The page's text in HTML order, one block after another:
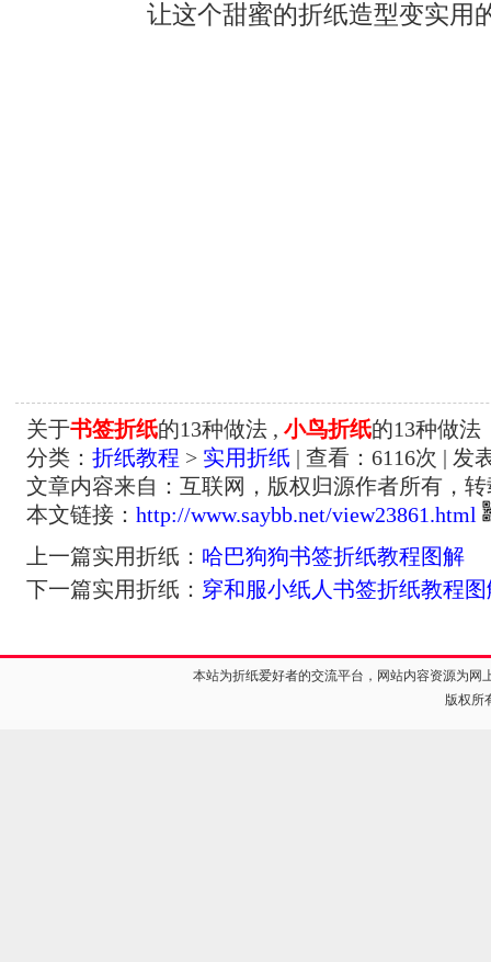
让这个甜蜜的折纸造型变实用
关于书签折纸的13种做法 , 小鸟折纸的13种做法
分类： 折纸教程 > 实用折纸 | 查看： 6116次 | 发
文章内容来自：互联网，版权归源作者所有，
本文链接： http://www.saybb.net/view23861.html
上一篇实用折纸： 哈巴狗狗书签折纸教程图解
下一篇实用折纸： 穿和服小纸人书签折纸教程图
本站为折纸爱好者的交流平台，网站内容资源为
版权所